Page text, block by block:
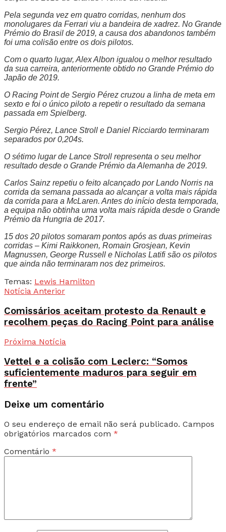
Pela segunda vez em quatro corridas, nenhum dos
monolugares da Ferrari viu a bandeira de xadrez. No Grande
Prémio do Brasil de 2019, a causa dos abandonos também
foi uma colisão entre os dois pilotos.
Com o quarto lugar, Alex Albon igualou o melhor resultado
da sua carreira, anteriormente obtido no Grande Prémio do
Japão de 2019.
O Racing Point de Sergio Pérez cruzou a linha de meta em
sexto e foi o único piloto a repetir o resultado da semana
passada em Spielberg.
Sergio Pérez, Lance Stroll e Daniel Ricciardo terminaram
separados por 0,204s.
O sétimo lugar de Lance Stroll representa o seu melhor
resultado desde o Grande Prémio da Alemanha de 2019.
Carlos Sainz repetiu o feito alcançado por Lando Norris na
corrida da semana passada ao alcançar a volta mais rápida
da corrida para a McLaren. Antes do início desta temporada,
a equipa não obtinha uma volta mais rápida desde o Grande
Prémio da Hungria de 2017.
15 dos 20 pilotos somaram pontos após as duas primeiras
corridas – Kimi Raikkonen, Romain Grosjean, Kevin
Magnussen, George Russell e Nicholas Latifi são os pilotos
que ainda não terminaram nos dez primeiros.
Temas: Lewis Hamilton
Notícia Anterior
Comissários aceitam protesto da Renault e
recolhem peças do Racing Point para análise
Próxima Notícia
Vettel e a colisão com Leclerc: “Somos
suficientemente maduros para seguir em
frente”
Deixe um comentário
O seu endereço de email não será publicado. Campos
obrigatórios marcados com *
Comentário *